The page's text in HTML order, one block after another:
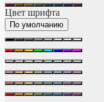
Цвет шрифта
По умолчанию